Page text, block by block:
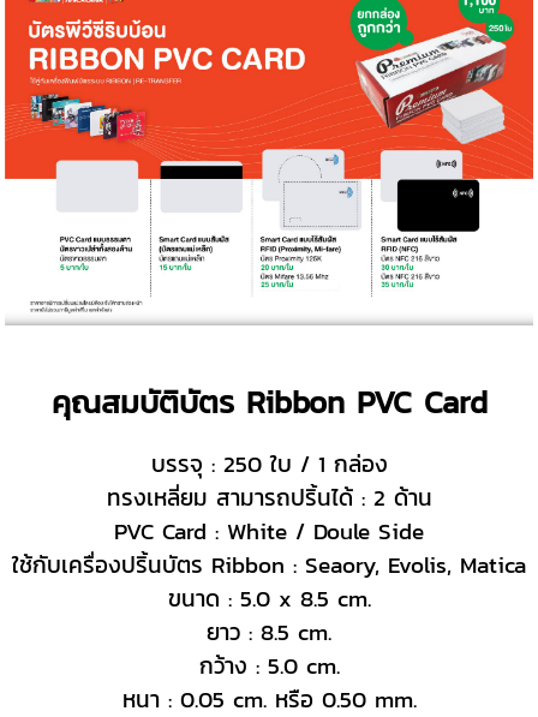
คุณสมบัติบัตร Ribbon PVC Card
บรรจุ : 250 ใบ / 1 กล่อง
ทรงเหลี่ยม สามารถปริ้นได้ : 2 ด้าน
PVC Card : White / Doule Side
ใช้กับเครื่องปริ้นบัตร Ribbon : Seaory, Evolis, Matica
ขนาด : 5.0 x 8.5 cm.
ยาว : 8.5 cm.
กว้าง : 5.0 cm.
หนา : 0.05 cm. หรือ 0.50 mm.